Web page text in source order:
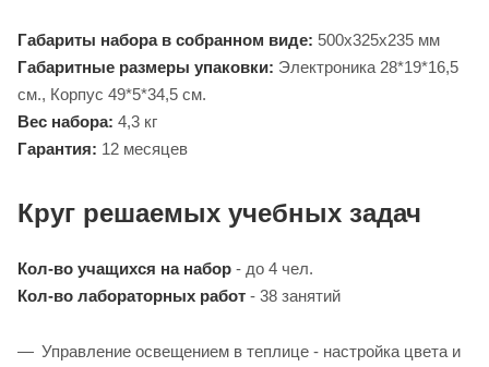
Габариты набора в собранном виде: 500x325x235 мм
Габаритные размеры упаковки: Электроника 28*19*16,5
см., Корпус 49*5*34,5 см.
Вес набора: 4,3 кг
Гарантия: 12 месяцев
Круг решаемых учебных задач
Кол-во учащихся на набор - до 4 чел.
Кол-во лабораторных работ - 38 занятий
Управление освещением в теплице - настройка цвета и